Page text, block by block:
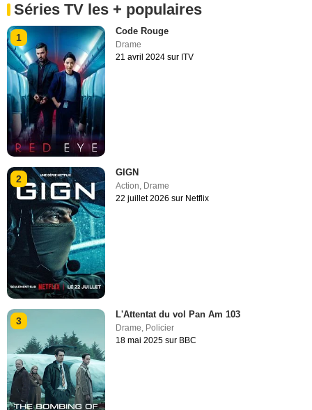
Séries TV les + populaires
1
Code Rouge
Drame
21 avril 2024 sur ITV
2
GIGN
Action, Drame
22 juillet 2026 sur Netflix
3
L'Attentat du vol Pan Am 103
Drame Policier
18 mai 2025 sur BBC